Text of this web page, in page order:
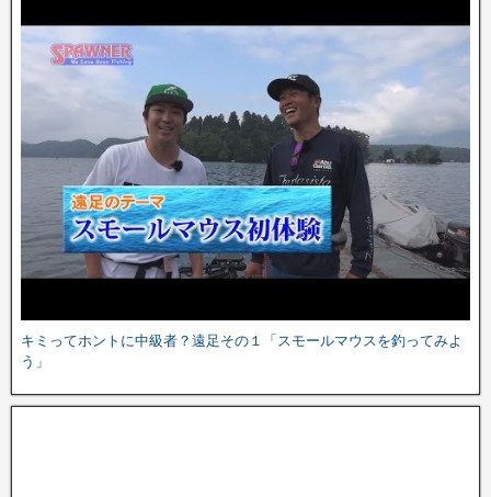
キミってホントに中級者？遠足その１「スモールマウスを釣ってみよ
う」